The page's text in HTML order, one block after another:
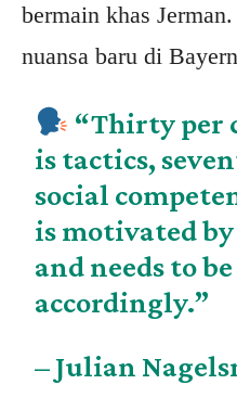
bermain khas
nuansa baru di
“Thirty per
is tactics,
social
is motivated
and needs to
accordingly.”
– Julian